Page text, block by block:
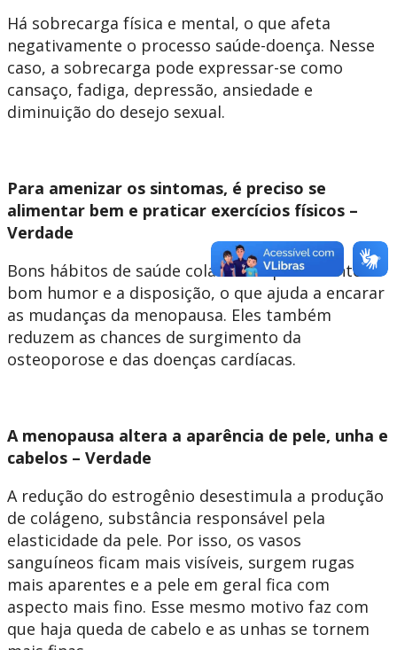
Há sobrecarga física e mental, o que afeta
negativamente o processo saúde-doença. Nesse
caso, a sobrecarga pode expressar-se como
cansaço, fadiga, depressão, ansiedade e
diminuição do desejo sexual.
Para amenizar os sintomas, é preciso se
alimentar bem e praticar exercícios físicos –
Verdade
Bons hábitos de saúde colaboram para manter o
bom humor e a disposição, o que ajuda a encarar
as mudanças da menopausa. Eles também
reduzem as chances de surgimento da
osteoporose e das doenças cardíacas.
A menopausa altera a aparência de pele, unha e
cabelos – Verdade
A redução do estrogênio desestimula a produção
de colágeno, substância responsável pela
elasticidade da pele. Por isso, os vasos
sanguíneos ficam mais visíveis, surgem rugas
mais aparentes e a pele em geral fica com
aspecto mais fino. Esse mesmo motivo faz com
que haja queda de cabelo e as unhas se tornem